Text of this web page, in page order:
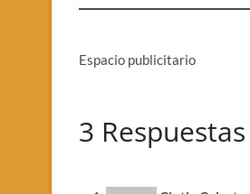
Espacio publicitario
3 Respuestas